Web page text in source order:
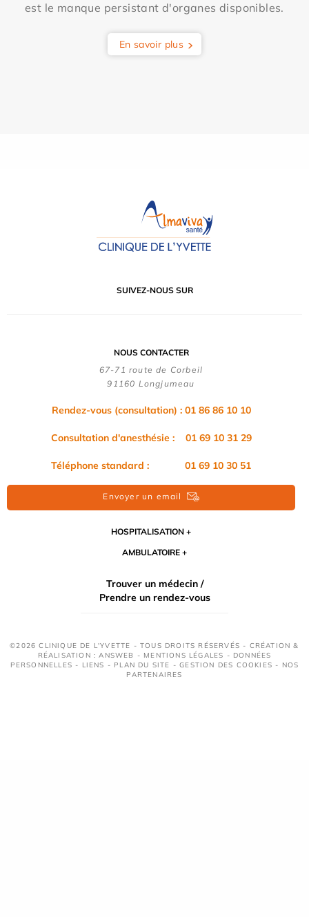
est le manque persistant d'organes disponibles.
En savoir plus
SUIVEZ-NOUS SUR
NOUS CONTACTER
67-71 route de Corbeil
91160 Longjumeau
Rendez-vous (consultation) : 01 86 86 10 10
Consultation d'anesthésie : 01 69 10 31 29
Téléphone standard : 01 69 10 30 51
Envoyer un email
HOSPITALISATION
AMBULATOIRE
Trouver un médecin /
Prendre un rendez-vous
©2026 CLINIQUE DE L'YVETTE - TOUS DROITS RÉSERVÉS - CRÉATION &
RÉALISATION : ANSWEB - MENTIONS LÉGALES - DONNÉES
PERSONNELLES - LIENS - PLAN DU SITE -GESTION DES COOKIES - NOS
PARTENAIRES